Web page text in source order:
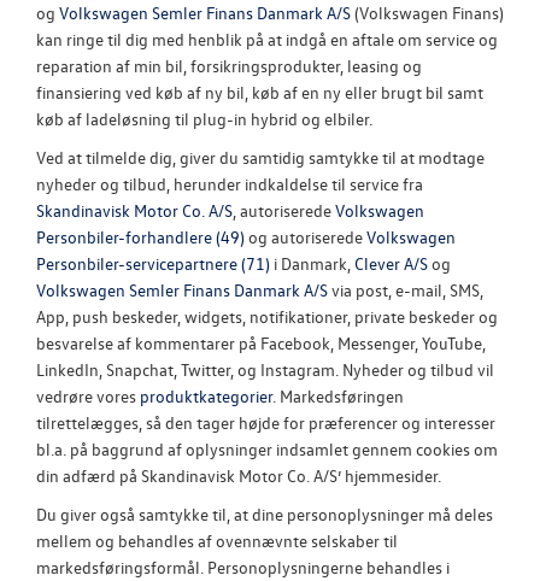
og Volkswagen Semler Finans Danmark A/S(Volkswagen Finans)
kan ringe til dig med henblik på at indgå en aftale om service og
reparation af min bil, forsikringsprodukter, leasing og
finansiering ved køb af ny bil, køb af en ny eller brugt bil samt
køb af ladeløsning til plug-in hybrid og elbiler.
Ved at tilmelde dig, giver du samtidig samtykke til at modtage
nyheder og tilbud, herunder indkaldelse til service fra
Skandinavisk Motor Co. A/S, autoriseredeVolkswagen
Personbiler-forhandlere (49) og autoriseredeVolkswagen
Personbiler-servicepartnere (71) i Danmark,Clever A/Sog
Volkswagen Semler Finans Danmark A/Svia post, e-mail, SMS,
App, push beskeder, widgets, notifikationer, private beskeder og
besvarelse af kommentarer på Facebook, Messenger, YouTube,
LinkedIn, Snapchat, Twitter, og Instagram. Nyheder og tilbud vil
vedrøre vores produktkategorier. Markedsføringen
tilrettelægges, så den tager højde for præferencer og interesser
bl.a. på baggrund af oplysninger indsamlet gennem cookies om
din adfærd på Skandinavisk Motor Co. A/S’ hjemmesider.
Du giver også samtykke til, at dine personoplysninger må deles
mellem og behandles af ovennævnte selskaber til
markedsføringsformål. Personoplysningerne behandles i